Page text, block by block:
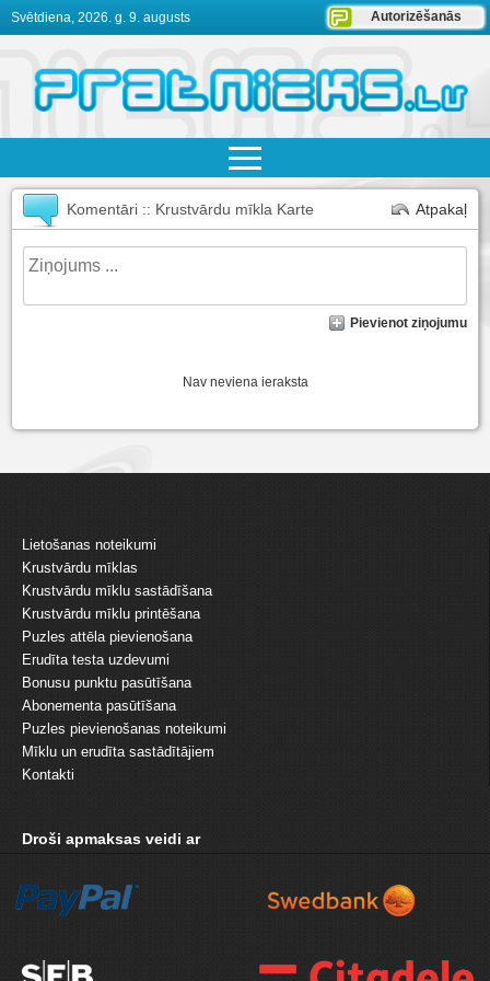
Svētdiena, 2026. g. 9. augusts Autorizēšanās
Komentāri :: Krustvārdu mīkla Karte Atpakaļ
Pievienot ziņojumu
Nav neviena ieraksta
Lietošanas noteikumi
Krustvārdu mīklas
Krustvārdu mīklu sastādīšana
Krustvārdu mīklu printēšana
Puzles attēla pievienošana
Erudīta testa uzdevumi
Bonusu punktu pasūtīšana
Abonementa pasūtīšana
Puzles pievienošanas noteikumi
Mīklu un erudīta sastādītājiem
Kontakti
Droši apmaksas veidi ar